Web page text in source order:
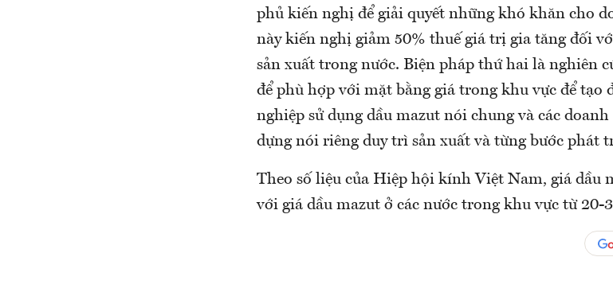
phủ kiến nghị để giải quyết những khó khăn cho
này kiến nghị giảm 50% thuế giá trị gia tăng đối
sản xuất trong nước. Biện pháp thứ hai là nghiên
để phù hợp với mặt bằng giá trong khu vực để tạo
nghiệp sử dụng dầu mazut nói chung và các
dựng nói riêng duy trì sản xuất và từng bước phát
Theo số liệu của Hiệp hội kính Việt Nam, giá dầu
với giá dầu mazut ở các nước trong khu vực từ 20-